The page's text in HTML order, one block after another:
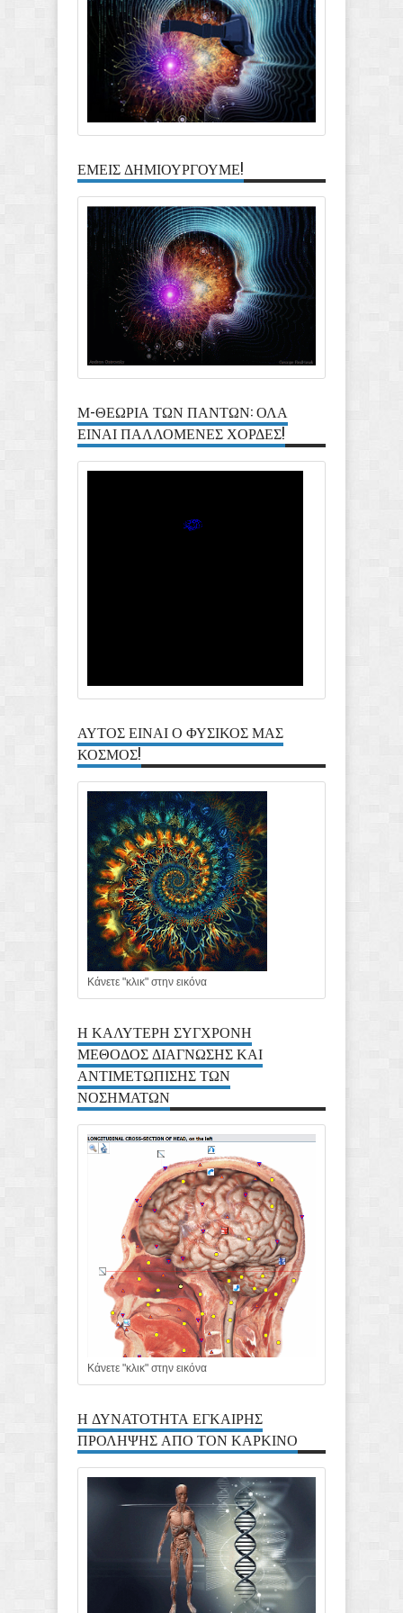
ΕΜΕΙΣ ΔΗΜΙΟΥΡΓΟΥΜΕ!
Μ-ΘΕΩΡΙΑ ΤΩΝ ΠΑΝΤΩΝ: ΟΛΑ
ΕΙΝΑΙ ΠΑΛΛΟΜΕΝΕΣ ΧΟΡΔΕΣ!
ΑΥΤΟΣ ΕΙΝΑΙ Ο ΦΥΣΙΚΟΣ ΜΑΣ
ΚΟΣΜΟΣ!
Κάνετε "κλικ" στην εικόνα
Η ΚΑΛΥΤΕΡΗ ΣΥΓΧΡΟΝΗ
ΜΕΘΟΔΟΣ ΔΙΑΓΝΩΣΗΣ ΚΑΙ
ΑΝΤΙΜΕΤΩΠΙΣΗΣ ΤΩΝ
ΝΟΣΗΜΑΤΩΝ
Κάνετε "κλικ" στην εικόνα
Η ΔΥΝΑΤΟΤΗΤΑ ΕΓΚΑΙΡΗΣ
ΠΡΟΛΗΨΗΣ ΑΠΟ ΤΟΝ ΚΑΡΚΙΝΟ